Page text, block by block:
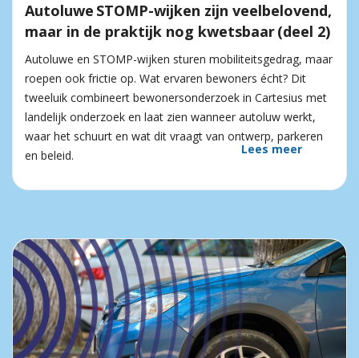
Autoluwe STOMP-wijken zijn veelbelovend,
maar in de praktijk nog kwetsbaar (deel 2)
Autoluwe en STOMP-wijken sturen mobiliteitsgedrag, maar
roepen ook frictie op. Wat ervaren bewoners écht? Dit
tweeluik combineert bewonersonderzoek in Cartesius met
landelijk onderzoek en laat zien wanneer autoluw werkt,
waar het schuurt en wat dit vraagt van ontwerp, parkeren
en beleid.
Lees meer